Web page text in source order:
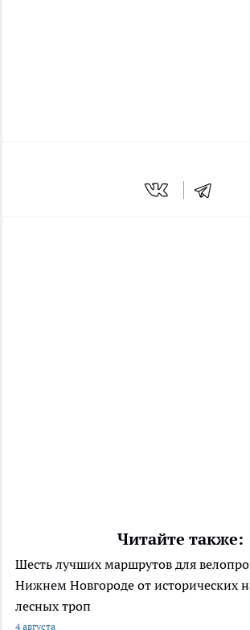
Читайте также:
Шесть лучших маршрутов для
Нижнем Новгороде от исторических
лесных троп
4 августа